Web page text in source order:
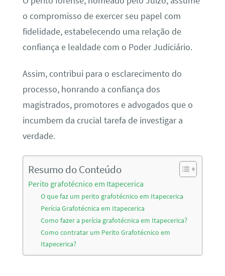
o compromisso de exercer seu papel com
fidelidade, estabelecendo uma relação de
confiança e lealdade com o Poder Judiciário.
Assim, contribui para o esclarecimento do
processo, honrando a confiança dos
magistrados, promotores e advogados que o
incumbem da crucial tarefa de investigar a
verdade.
Resumo do Conteúdo
Perito grafotécnico em Itapecerica
O que faz um perito grafotécnico em Itapecerica
Perícia Grafotécnica em Itapecerica
Como fazer a perícia grafotécnica em Itapecerica?
Como contratar um Perito Grafotécnico em
Itapecerica?